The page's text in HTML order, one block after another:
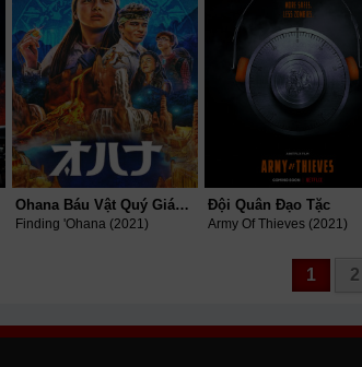
Ohana Báu Vật Quý Giá Nhất
Finding 'Ohana (2021)
Đội Quân Đạo Tặc
Army Of Thieves (2021)
1 2